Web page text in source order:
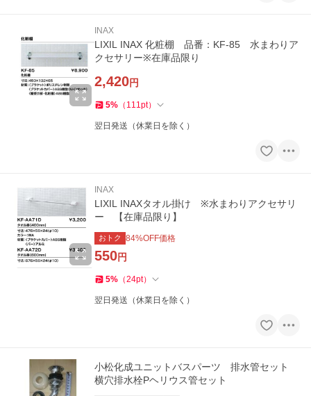
INAX
LIXIL INAX 化粧棚 品番：KF-85 水まわりア
クセサリー※在庫品限り
2,420円
5% （ 111pt）
翌日発送（休業日を除く）
INAX
LIXIL INAXタオル掛け ※水まわりアクセサリ
ー 【在庫品限り】
おトク 84%OFF価格
550円
5% （24pt）
翌日発送（休業日を除く）
小松化成ユニットバスパーツ 排水管セット
横穴排水栓Pヘリウス管セット